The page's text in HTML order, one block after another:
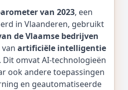
van 2023, een
in Vlaanderen, gebruikt
de Vlaamse bedrijven
artificiële intelligentie
omvat AI-technologieën
ook andere toepassingen
en geautomatiseerde